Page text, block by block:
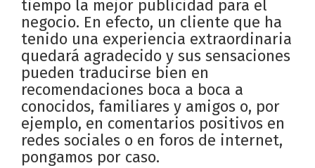
tiempo la mejor publicidad para el
negocio. En efecto, un cliente que ha
tenido una experiencia extraordinaria
quedará agradecido y sus sensaciones
pueden traducirse bien en
recomendaciones boca a boca a
conocidos, familiares y amigos o, por
ejemplo, en comentarios positivos en
redes sociales o en foros de internet,
pongamos por caso.